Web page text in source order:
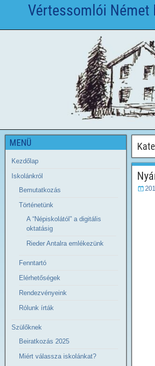
Vértessomlói Német
MENÜ
Kezdőlap
Iskolánkról
Bemutatkozás
Történetünk
A “Népiskolától” a digitális
oktatásig
Rieder Antalra emlékezünk
Fenntartó
Elérhetőségek
Rendezvényeink
Rólunk írták
Szülőknek
Beiratkozás 2025
Miért válassza iskolánkat?